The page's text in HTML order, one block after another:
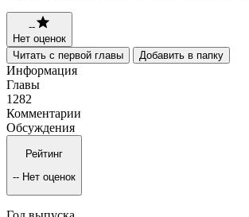
--
Нет оценок
Читать с первой главы
Добавить в папку
Информация
Главы
1282
Комментарии
Обсуждения
Рейтинг
-- Нет оценок